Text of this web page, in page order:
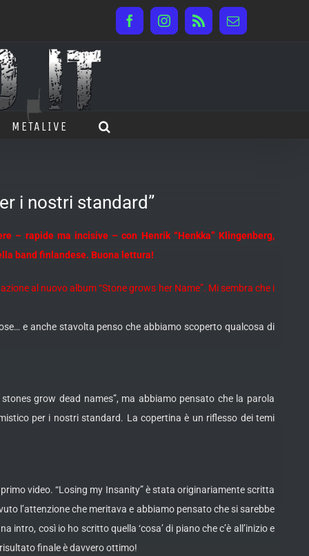
FacebookInstagram
Rss Email
METALIVE
i nostri standard”
– rapide ma incisive – con Henrik “Henkka” Klingenberg,
band finlandese. Buona lettura!
al nuovo album “Stone grows her Name”. Mi sembra che i
e anche stavolta penso che abbiamo scoperto qualcosa di
grow dead names”, ma abbiamo pensato che la parola
per i nostri standard. La copertina è un riflesso dei temi
video. “Losing my Insanity” è stata originariamente scritta
l’attenzione che meritava e abbiamo pensato che si sarebbe
così io ho scritto quella ‘cosa’ di piano che c’è all’inizio e
finale è davvero ottimo!